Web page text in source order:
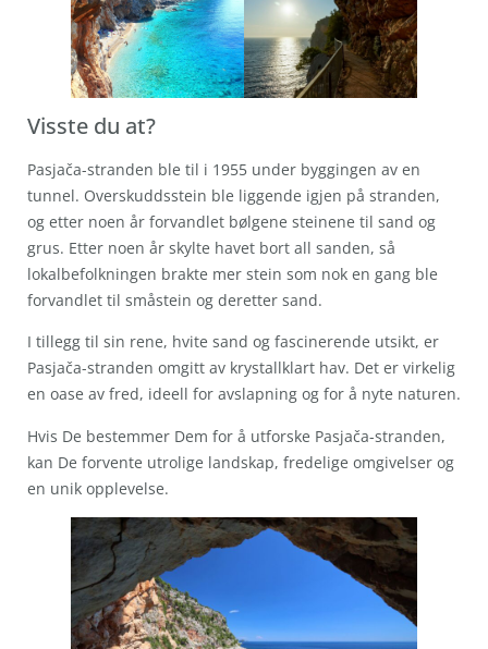
Visste du at?
Pasjača-stranden ble til i 1955 under byggingen av en
tunnel. Overskuddsstein ble liggende igjen på stranden,
og etter noen år forvandlet bølgene steinene til sand og
grus. Etter noen år skylte havet bort all sanden, så
lokalbefolkningen brakte mer stein som nok en gang ble
forvandlet til småstein og deretter sand.
I tillegg til sin rene, hvite sand og fascinerende utsikt, er
Pasjača-stranden omgitt av krystallklart hav. Det er virkelig
en oase av fred, ideell for avslapning og for å nyte naturen.
Hvis De bestemmer Dem for å utforske Pasjača-stranden,
kan De forvente utrolige landskap, fredelige omgivelser og
en unik opplevelse.